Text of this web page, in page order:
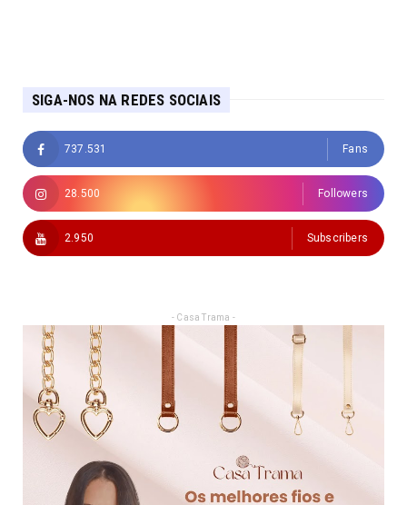
SIGA-NOS NA REDES SOCIAIS
737.531 Fans
28.500 Followers
2.950 Subscribers
- Casa Trama -